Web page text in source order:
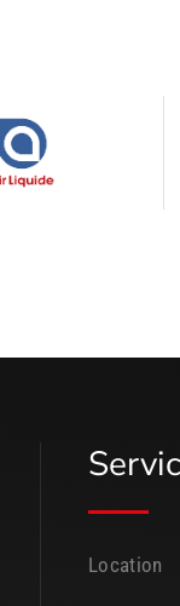
Location